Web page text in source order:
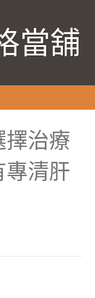
當舖
治療
清肝